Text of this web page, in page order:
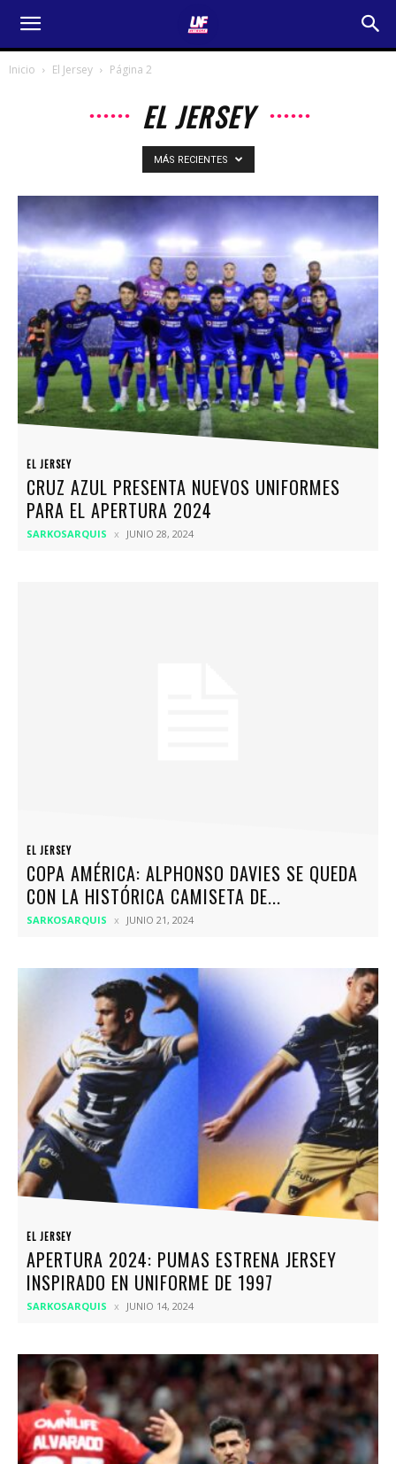
Inicio El Jersey Página 2
EL JERSEY
MÁS RECIENTES
EL JERSEY
CRUZ AZUL PRESENTA NUEVOS UNIFORMES
PARA EL APERTURA 2024
SARKOSARQUIS JUNIO 28, 2024
EL JERSEY
COPA AMÉRICA: ALPHONSO DAVIES SE QUEDA
CON LA HISTÓRICA CAMISETA DE...
SARKOSARQUIS JUNIO 21, 2024
EL JERSEY
APERTURA 2024: PUMAS ESTRENA JERSEY
INSPIRADO EN UNIFORME DE 1997
SARKOSARQUIS JUNIO 14, 2024